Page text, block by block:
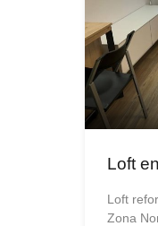
Loft
Loft
Zona